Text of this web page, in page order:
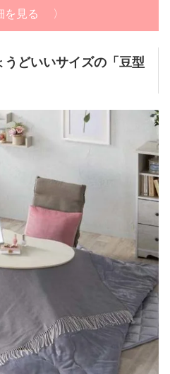
を見る 〉
どいいサイズの「豆型